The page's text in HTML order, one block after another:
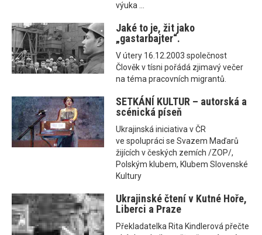
výuka ...
Jaké to je, žit jako
„gastarbajter“.
V útery 16.12.2003 společnost
Člověk v tísni pořádá zjimavý večer
na téma pracovních migrantů.
SETKÁNÍ KULTUR – autorská a
scénická píseň
Ukrajinská iniciativa v ČR
ve spolupráci se Svazem Maďarů
žijících v českých zemích /ZOP/,
Polským klubem, Klubem Slovenské
Kultury
Ukrajinské čtení v Kutné Hoře,
Liberci a Praze
Překladatelka Rita Kindlerová přečte